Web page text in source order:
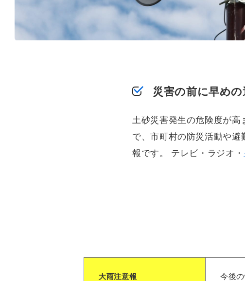
災害の前に早め
土砂災害発生の危険度が
で、市町村の防災活動や
報です。 テレビ・ラジオ・
大雨注意報 今後